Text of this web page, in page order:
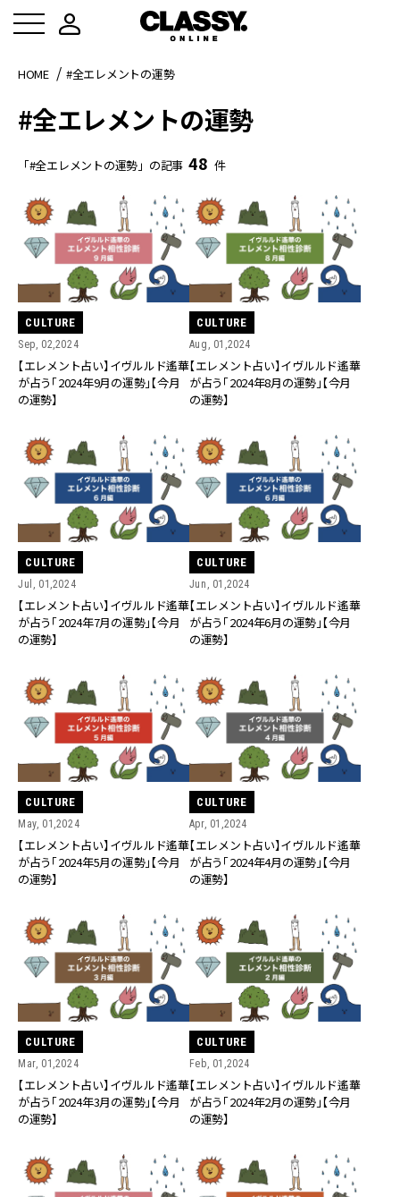
HOME #全エレメントの運勢
#全エレメントの運勢
「#全エレメントの運勢」の記事 48 件
CULTURE
Sep, 02,2024
【エレメント占い】イヴルルド遙華
が占う「2024年9月の運勢」【今月
の運勢】
CULTURE
Aug, 01,2024
【エレメント占い】イヴルルド遙華
が占う「2024年8月の運勢」【今月
の運勢】
CULTURE
Jul, 01,2024
【エレメント占い】イヴルルド遙華
が占う「2024年7月の運勢」【今月
の運勢】
CULTURE
Jun, 01,2024
【エレメント占い】イヴルルド遙華
が占う「2024年6月の運勢」【今月
の運勢】
CULTURE
May, 01,2024
【エレメント占い】イヴルルド遙華
が占う「2024年5月の運勢」【今月
の運勢】
CULTURE
Apr, 01,2024
【エレメント占い】イヴルルド遙華
が占う「2024年4月の運勢」【今月
の運勢】
CULTURE
Mar, 01,2024
【エレメント占い】イヴルルド遙華
が占う「2024年3月の運勢」【今月
の運勢】
CULTURE
Feb, 01,2024
【エレメント占い】イヴルルド遙華
が占う「2024年2月の運勢」【今月
の運勢】